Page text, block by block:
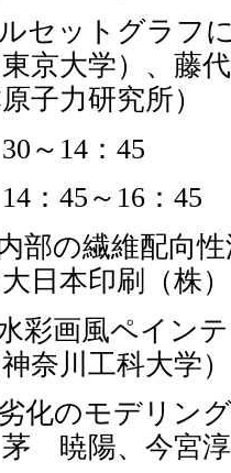
ルセットグラフ
京大学）、藤
子力研究所）
～14：45
：45～16：45
内部の繊維配向
日本印刷（株
水彩画風ペイン
奈川工科大学
劣化のモデリング
暁陽、今宮淳